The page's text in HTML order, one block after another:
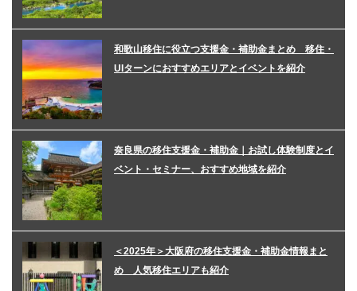
和歌山移住に役立つ支援金・補助金まとめ 移住・
UIターンにおすすめエリアとイベントを紹介
奈良県の移住支援金・補助金｜お試し体験制度とイ
ベント・セミナー、おすすめ地域を紹介
＜2025年＞大阪府の移住支援金・補助金情報まと
め 人気移住エリアも紹介